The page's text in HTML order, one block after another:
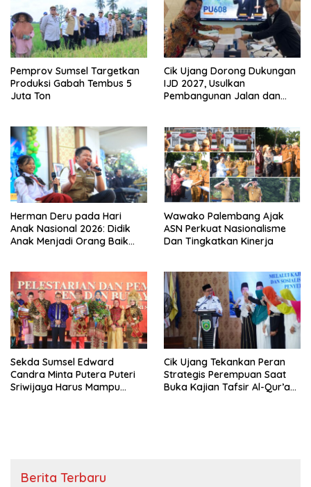
Pemprov Sumsel Targetkan
Produksi Gabah Tembus 5
Juta Ton
Cik Ujang Dorong Dukungan
IJD 2027, Usulkan
Pembangunan Jalan dan
Herman Deru pada Hari
Anak Nasional 2026: Didik
Anak Menjadi Orang Baik
Wawako Palembang Ajak
ASN Perkuat Nasionalisme
Dan Tingkatkan Kinerja
Sekda Sumsel Edward
Candra Minta Putera Puteri
Sriwijaya Harus Mampu
Cik Ujang Tekankan Peran
Strategis Perempuan Saat
Buka Kajian Tafsir Al-Qur’an
Berita Terbaru